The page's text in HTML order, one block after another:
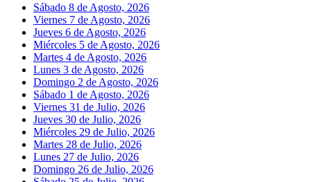
Sábado 8 de Agosto, 2026
Viernes 7 de Agosto, 2026
Jueves 6 de Agosto, 2026
Miércoles 5 de Agosto, 2026
Martes 4 de Agosto, 2026
Lunes 3 de Agosto, 2026
Domingo 2 de Agosto, 2026
Sábado 1 de Agosto, 2026
Viernes 31 de Julio, 2026
Jueves 30 de Julio, 2026
Miércoles 29 de Julio, 2026
Martes 28 de Julio, 2026
Lunes 27 de Julio, 2026
Domingo 26 de Julio, 2026